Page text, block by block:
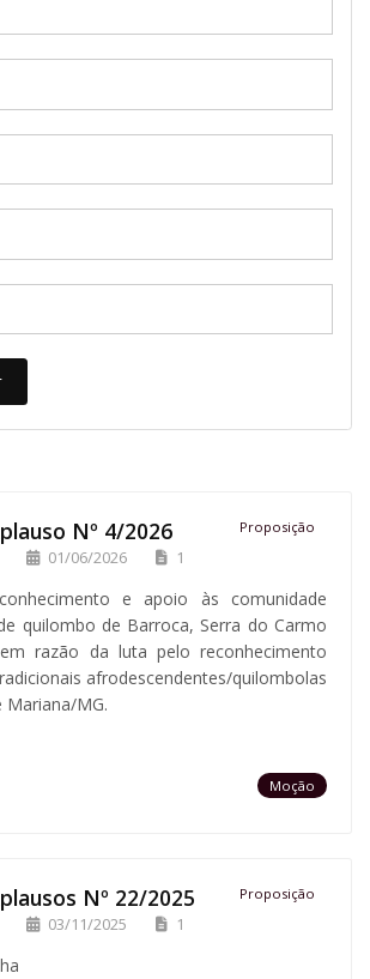
Nº 4/2026 Proposição
01/06/2026 1
e apoio às comunidade
quilombo de Barroca, Serra do Carmo
razão da luta pelo reconhecimento
afrodescendentes/quilombolas
Mariana/MG.
Moção
Nº 22/2025 Proposição
03/11/2025 1